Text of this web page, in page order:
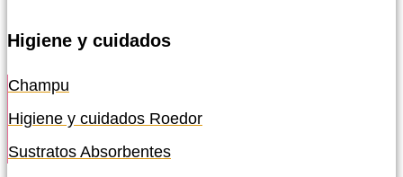
Higiene y cuidados
Champu
Higiene y cuidados Roedor
Sustratos Absorbentes